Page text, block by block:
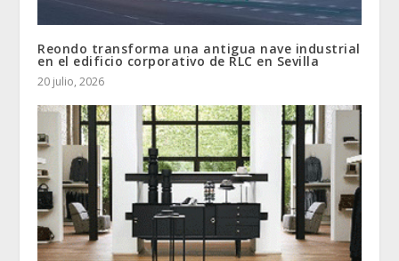
Reondo transforma una antigua nave industrial
en el edificio corporativo de RLC en Sevilla
20 julio, 2026